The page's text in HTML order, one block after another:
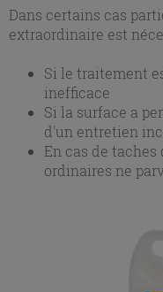
Dans certains cas
extraordinaire est
Si le traitement
inefficace
Si la surface a
d'un entretien
En cas de
ordinaires ne